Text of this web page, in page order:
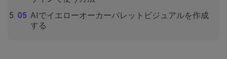
AIでイエローオーカーパレットビジュアルを作成
する